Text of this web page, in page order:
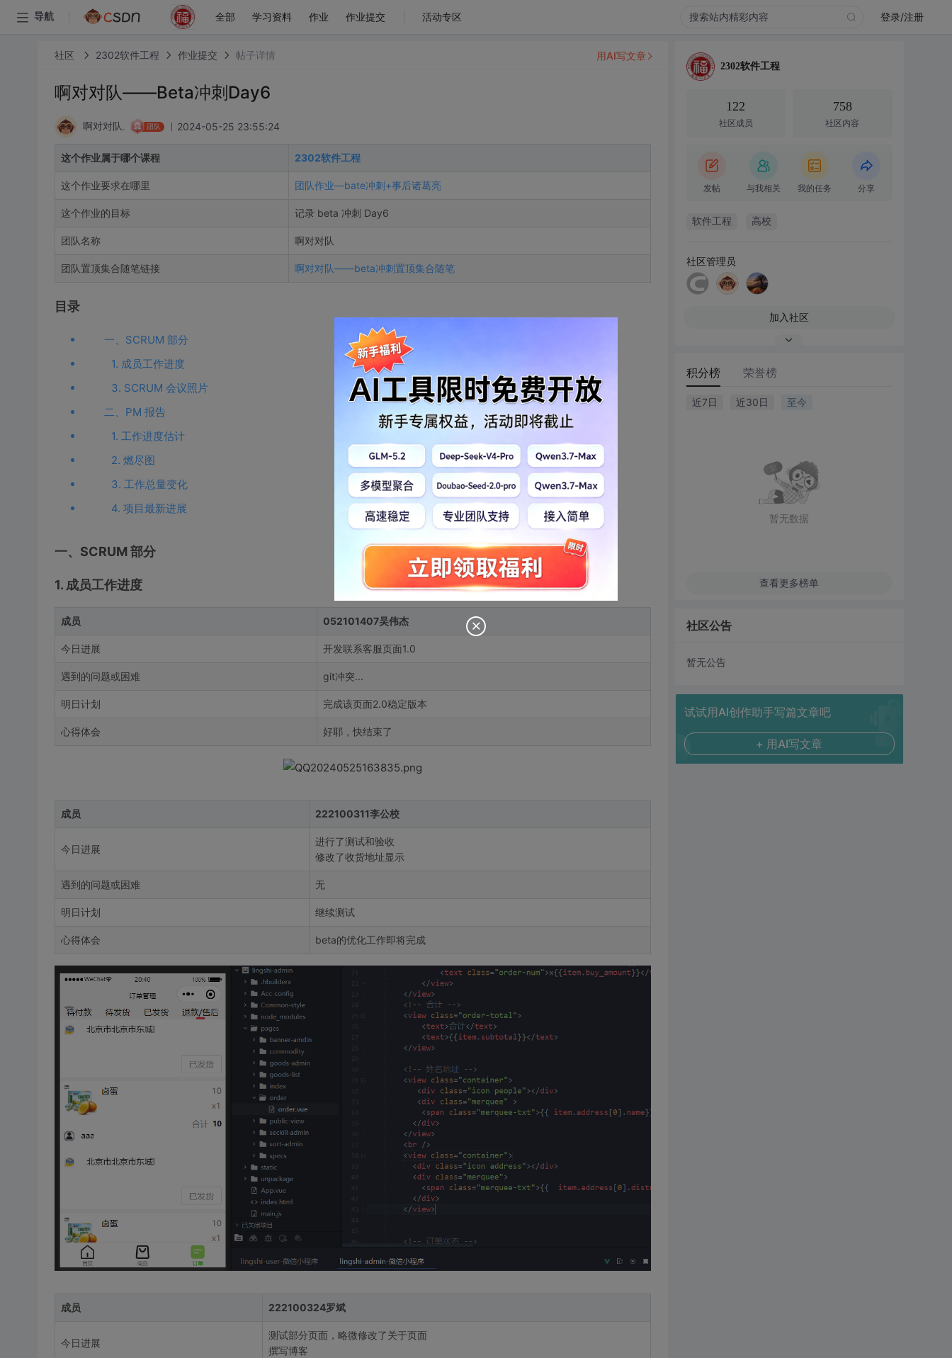
导航 全部 学习资料 作业 作业提交 活动专区 登录/注册
社区 2302软件工程 作业提交 帖子详情
啊对对队——Beta冲刺Day6
啊对对队. 团队 2024-05-25 23:55:24
这个作业属于哪个课程 2302软件工程
这个作业要求在哪里 团队作业—bate冲刺+事后诸葛亮
这个作业的目标 记录 beta 冲刺 Day6
团队名称 啊对对队
团队置顶集合随笔链接 啊对对队——beta冲刺置顶集合随笔
目录
一、SCRUM 部分
1. 成员工作进度
3. SCRUM 会议照片
二、PM 报告
1. 工作进度估计
2. 燃尽图
3. 工作总量变化
4. 项目最新进展
一、SCRUM 部分
1. 成员工作进度
成员 052101407吴伟杰
今日进展 开发联系客服页面1.0
遇到的问题或困难 git冲突...
明日计划 完成该页面2.0稳定版本
心得体会 好耶，快结束了
成员 222100311李公校
今日进展
进行了测试和验收
修改了收货地址显示
遇到的问题或困难 无
明日计划 继续测试
心得体会 beta的优化工作即将完成
成员 222100324罗斌
今日进展
测试部分页面，略微修改了关于页面
撰写博客
用AI写文章
2302软件工程
122
社区成员
758
社区内容
发帖 与我相关 我的任务 分享
软件工程 高校
社区管理员
加入社区
积分榜 荣誉榜
近7日 近30日 至今
暂无数据
查看更多榜单
社区公告
暂无公告
试试用AI创作助手写篇文章吧
+ 用AI写文章